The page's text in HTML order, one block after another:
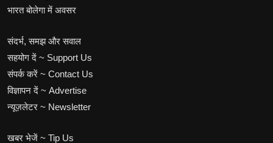
भारत बोलेगा में अवसर
संदर्भ, समझ और सवाल
सहयोग दें ~ Support Us
संपर्क करें ~ Contact Us
विज्ञापन दें ~ Advertise
न्यूज़लेटर ~ Newsletter
खबर भेजें ~ Tip Us